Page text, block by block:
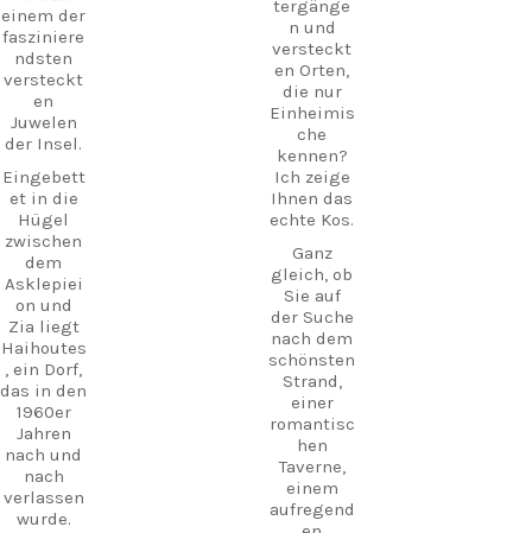
einem der
fasziniere
ndsten
versteckt
en
Juwelen
der Insel.
Eingebett
et in die
Hügel
zwischen
dem
Asklepiei
on und
Zia liegt
Haihoutes
, ein Dorf,
das in den
1960er
Jahren
nach und
nach
verlassen
wurde.
tergänge
n und
versteckt
en Orten,
die nur
Einheimis
che
kennen?
Ich zeige
Ihnen das
echte Kos.
Ganz
gleich, ob
Sie auf
der Suche
nach dem
schönsten
Strand,
einer
romantisc
hen
Taverne,
einem
aufregend